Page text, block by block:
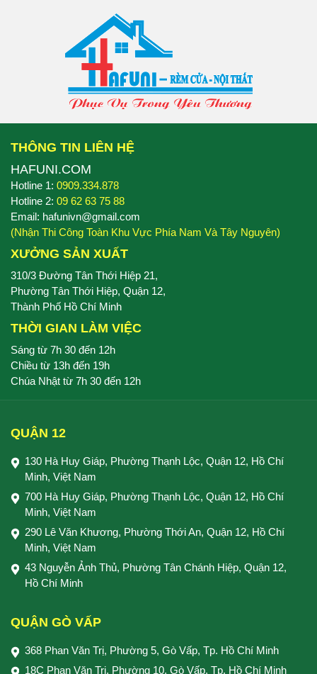
THÔNG TIN LIÊN HỆ
HAFUNI.COM
Hotline 1: 0909.334.878
Hotline 2: 09 62 63 75 88
Email: hafunivn@gmail.com
(Nhận Thi Công Toàn Khu Vực Phía Nam Và Tây Nguyên)
XƯỞNG SẢN XUẤT
310/3 Đường Tân Thới Hiệp 21,
Phường Tân Thới Hiệp, Quận 12,
Thành Phố Hồ Chí Minh
THỜI GIAN LÀM VIỆC
Sáng từ 7h 30 đến 12h
Chiều từ 13h đến 19h
Chúa Nhật từ 7h 30 đến 12h
QUẬN 12
130 Hà Huy Giáp, Phường Thạnh Lộc, Quận 12, Hồ Chí
Minh, Việt Nam
700 Hà Huy Giáp, Phường Thạnh Lộc, Quận 12, Hồ Chí
Minh, Việt Nam
290 Lê Văn Khương, Phường Thới An, Quận 12, Hồ Chí
Minh, Việt Nam
43 Nguyễn Ảnh Thủ, Phường Tân Chánh Hiệp, Quận 12,
Hồ Chí Minh
QUẬN GÒ VẤP
368 Phan Văn Trị, Phường 5, Gò Vấp, Tp. Hồ Chí Minh
18C Phan Văn Trị, Phường 10, Gò Vấp, Tp. Hồ Chí Minh